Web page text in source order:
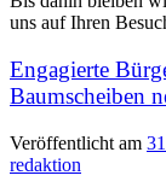
uns auf Ihren
Engagierte
Baumscheiben
Veröffentlicht am
redaktion